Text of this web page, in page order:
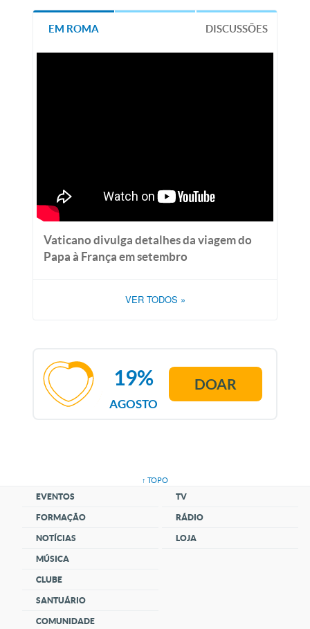
EM ROMA DISCUSSÕES
Vaticano divulga detalhes da viagem do
Papa à França em setembro
VER TODOS »
AGOSTO
19% DOAR
↑ TOPO
EVENTOS
FORMAÇÃO
NOTÍCIAS
MÚSICA
CLUBE
SANTUÁRIO
COMUNIDADE
TV
RÁDIO
LOJA